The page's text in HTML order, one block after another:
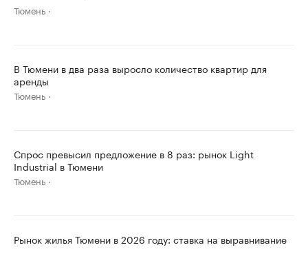
Тюмень
В Тюмени в два раза выросло количество квартир для
аренды
Тюмень
Спрос превысил предложение в 8 раз: рынок Light
Industrial в Тюмени
Тюмень
Рынок жилья Тюмени в 2026 году: ставка на выравнивание